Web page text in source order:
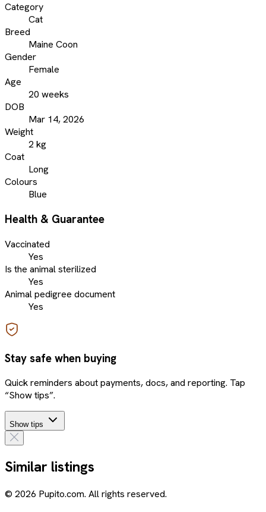
Category
Cat
Breed
Maine Coon
Gender
Female
Age
20 weeks
DOB
Mar 14, 2026
Weight
2 kg
Coat
Long
Colours
Blue
Health & Guarantee
Vaccinated
Yes
Is the animal sterilized
Yes
Animal pedigree document
Yes
Stay safe when buying
Quick reminders about payments, docs, and reporting. Tap
“Show tips”.
Show tips
Similar listings
© 2026 Pupito.com. All rights reserved.